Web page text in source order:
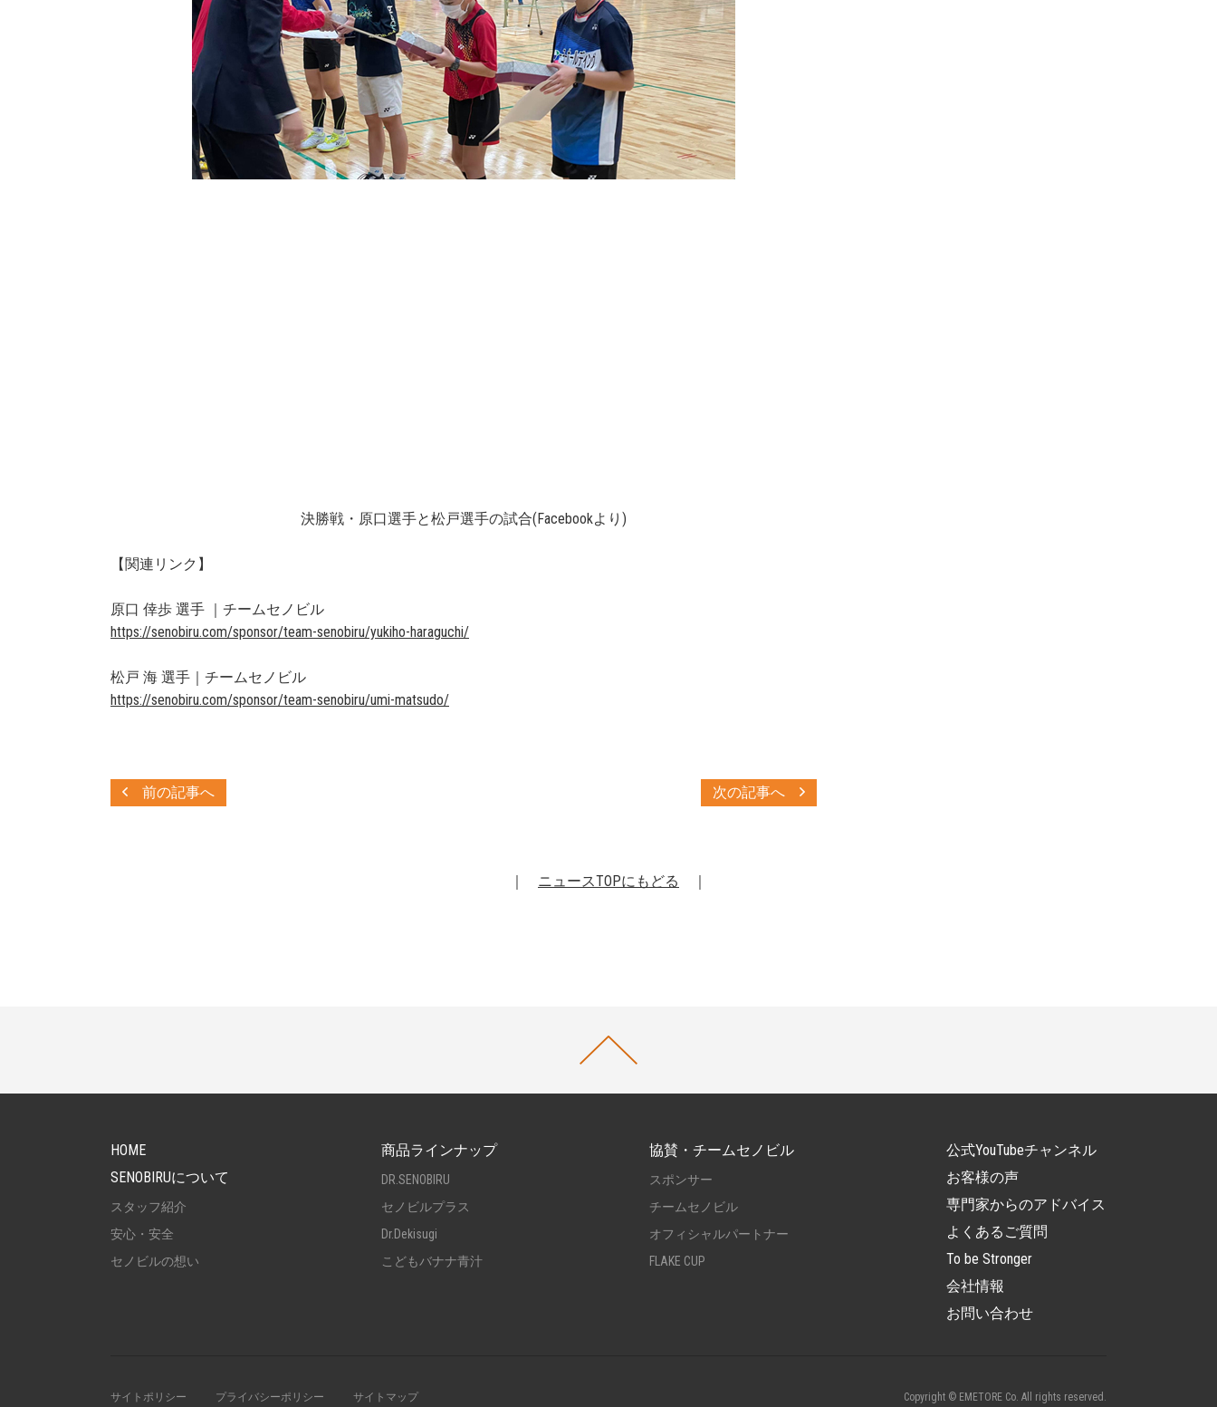
決勝戦・原口選手と松戸選手の試合(Facebookより)
【関連リンク】
原口 倖歩 選手 ｜チームセノビル
https://senobiru.com/sponsor/team-senobiru/yukiho-haraguchi/
松戸 海 選手｜チームセノビル
https://senobiru.com/sponsor/team-senobiru/umi-matsudo/
前の記事へ 次の記事へ
｜ ニュースTOPにもどる ｜
HOME
SENOBIRUについて
スタッフ紹介
安心・安全
セノビルの想い
商品ラインナップ
DR.SENOBIRU
セノビルプラス
Dr.Dekisugi
こどもバナナ青汁
協賛・チームセノビル
スポンサー
チームセノビル
オフィシャルパートナー
FLAKE CUP
公式YouTubeチャンネル
お客様の声
専門家からのアドバイス
よくあるご質問
To be Stronger
会社情報
お問い合わせ
サイトポリシー プライバシーポリシー サイトマップ Copyright © EMETORE Co. All rights reserved.